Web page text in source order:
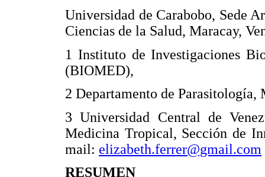
Universidad de Carabobo, Sede
Ciencias de la Salud, Maracay,
1 Instituto de Investigaciones
(BIOMED),
2 Departamento de Parasitología,
3 Universidad Central de
Medicina Tropical, Sección de
mail: elizabeth.ferrer@gmail.com
RESUMEN